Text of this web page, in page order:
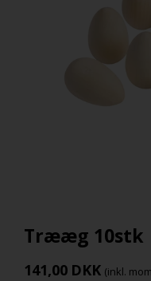
Trææg 10stk
141,00 DKK (inkl.